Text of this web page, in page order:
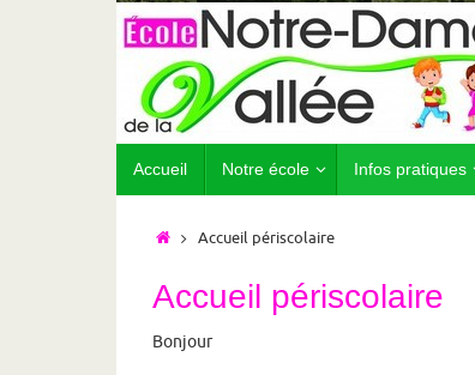
Accueil Notre école Infos pratiques
Accueil
Accueil périscolaire
Accueil périscolaire
Bonjour